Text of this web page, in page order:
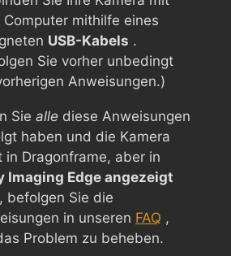
Computer mithilfe eines
USB-Kabels .
Sie vorher unbedingt
Anweisungen.)
Sie alle diese Anweisungen
haben und die Kamera
in Dragonframe, aber in
Imaging Edge angezeigt
befolgen Sie die
in unseren FAQ ,
Problem zu beheben.